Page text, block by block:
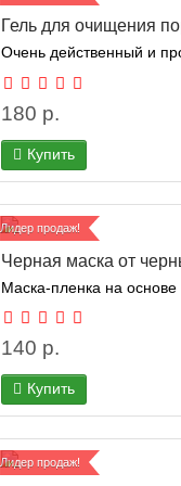
Гель для очищения
Очень действенный и
180 р.
Купить
Лидер продаж!
Черная маска от
Маска-пленка на
140 р.
Купить
Лидер продаж!